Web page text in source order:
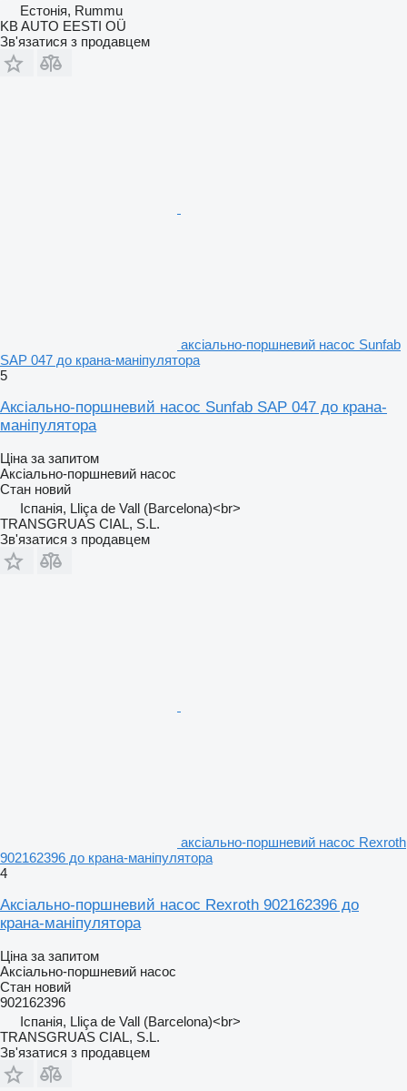
Естонія, Rummu
KB AUTO EESTI OÜ
Зв'язатися з продавцем
аксіально-поршневий насос Sunfab
SAP 047 до крана-маніпулятора
5
Аксіально-поршневий насос Sunfab SAP 047 до крана-
маніпулятора
Ціна за запитом
Аксіально-поршневий насос
Стан новий
Іспанія, Lliça de Vall (Barcelona)<br>
TRANSGRUAS CIAL, S.L.
Зв'язатися з продавцем
аксіально-поршневий насос Rexroth
902162396 до крана-маніпулятора
4
Аксіально-поршневий насос Rexroth 902162396 до
крана-маніпулятора
Ціна за запитом
Аксіально-поршневий насос
Стан новий
902162396
Іспанія, Lliça de Vall (Barcelona)<br>
TRANSGRUAS CIAL, S.L.
Зв'язатися з продавцем